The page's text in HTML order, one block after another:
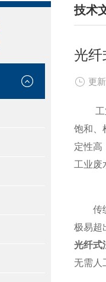
技术
/
光
更
工业
饱和、
定性高
工业废
传统
极易超
光纤式
无需人